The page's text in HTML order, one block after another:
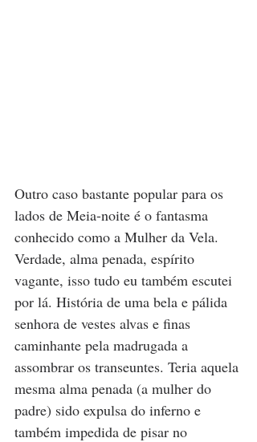
Outro caso bastante popular para os
lados de Meia-noite é o fantasma
conhecido como a Mulher da Vela.
Verdade, alma penada, espírito
vagante, isso tudo eu também escutei
por lá. História de uma bela e pálida
senhora de vestes alvas e finas
caminhante pela madrugada a
assombrar os transeuntes. Teria aquela
mesma alma penada (a mulher do
padre) sido expulsa do inferno e
também impedida de pisar no